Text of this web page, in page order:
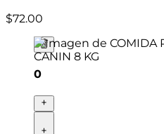
$72.00
0